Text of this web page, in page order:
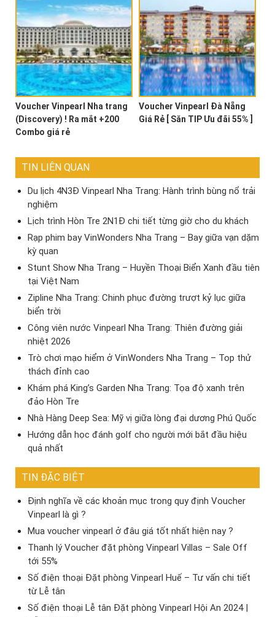
Voucher Vinpearl Nha trang
(Discovery) ! Ra mắt +200
Combo giá rẻ
Voucher Vinpearl Đà Nẵng
Giá Rẻ [ Săn TIP Ưu đãi 55% ]
TIN LIÊN QUAN
Du lịch 4N3Đ Vinpearl Nha Trang: Hành trình bùng nổ trải
nghiệm
Lịch trình Hòn Tre 2N1Đ chi tiết từng giờ cho du khách
Rạp phim bay VinWonders Nha Trang – Bay giữa vạn dặm
kỳ quan
Stunt Show Nha Trang – Huyền Thoại Biển Xanh đầu tiên
tại Việt Nam
Zipline Nha Trang: Chinh phục đường trượt kỷ lục giữa
biển trời
Công viên nước Vinpearl Nha Trang: Thiên đường giải
nhiệt 2026
Trò chơi mạo hiểm ở VinWonders Nha Trang – Top thử
thách đỉnh cao
Khám phá King’s Garden Nha Trang: Tọa độ xanh trên
đảo Hòn Tre
Nhà Hàng Deep Sea: Mỹ vị giữa lòng đại dương Phú Quốc
Hướng dẫn học đánh golf cho người mới bắt đầu hiệu
quả nhất
TIN ĐẶC BIỆT
Định nghĩa về các khoản mục trong quy định Voucher
Vinpearl là gì ?
Mua voucher vinpearl ở đâu giá tốt nhất hiện nay ?
Thanh lý Voucher đặt phòng Vinpearl Villas – Sale Off
tới 55%
Số điện thoại Đặt phòng Vinpearl Huế – Tư vấn chi tiết
từ Lễ tân
Số điện thoại Lễ tân Đặt phòng Vinpearl Hội An 2024 |